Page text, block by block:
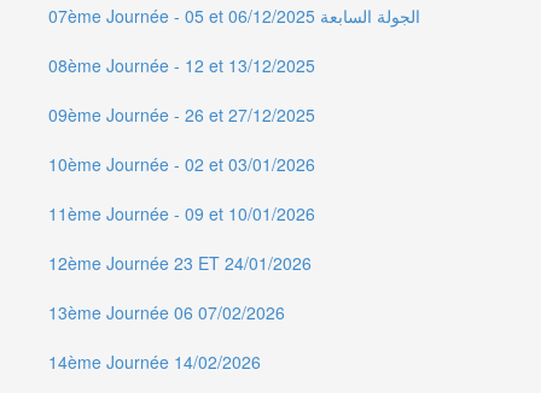
07ème Journée - 05 et 06/12/2025 الجولة السابعة
08ème Journée - 12 et 13/12/2025
09ème Journée - 26 et 27/12/2025
10ème Journée - 02 et 03/01/2026
11ème Journée - 09 et 10/01/2026
12ème Journée 23 ET 24/01/2026
13ème Journée 06 07/02/2026
14ème Journée 14/02/2026